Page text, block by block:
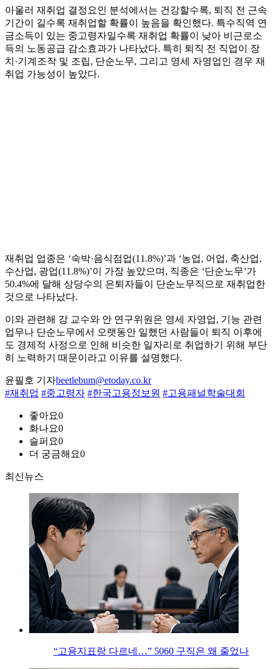
아울러 재취업 결정요인 분석에서는 건강할수록, 퇴직 전 근속
기간이 길수록 재취업할 확률이 높음을 확인했다. 특수직역 연
금소득이 있는 중고령자일수록 재취업 확률이 낮아 비근로소
득의 노동공급 감소효과가 나타났다. 특히 퇴직 전 직업이 장
치·기계조작 및 조립, 단순노무, 그리고 영세 자영업인 경우 재
취업 가능성이 높았다.
재취업 업종은 ‘숙박·음식점업(11.8%)’과 ‘농업, 어업, 축산업,
수산업, 광업(11.8%)’이 가장 높았으며, 직종은 ‘단순노무’가
50.4%에 달해 상당수의 은퇴자들이 단순노무직으로 재취업한
것으로 나타났다.
이와 관련해 강 교수와 안 연구위원은 영세 자영업, 기능 관련
업무나 단순노무에서 오랫동안 일했던 사람들이 퇴직 이후에
도 경제적 사정으로 인해 비슷한 일자리로 취업하기 위해 부단
히 노력하기 때문이라고 이유를 설명했다.
윤필호 기자beetlebum@etoday.co.kr
#재취업 #중고령자 #한국고용정보원 #고용패널학술대회
좋아요0
화나요0
슬퍼요0
더 궁금해요0
최신뉴스
“고용지표랑 다르네…” 5060 구직은 왜 줄었나